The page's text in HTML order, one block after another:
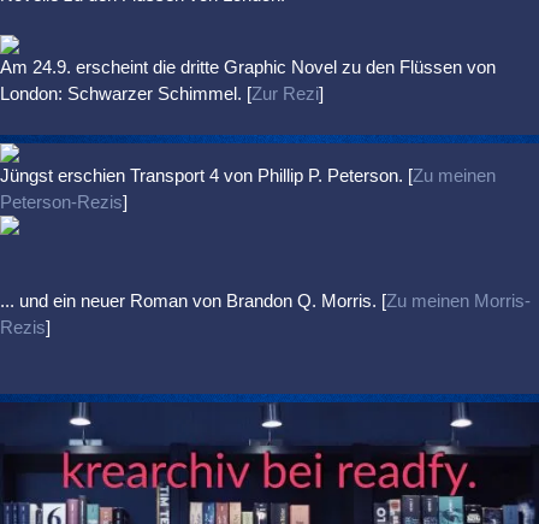
Am 24.9. erscheint die dritte Graphic Novel zu den Flüssen von
London: Schwarzer Schimmel. [Zur Rezi]
Jüngst erschien Transport 4 von Phillip P. Peterson. [Zu meinen
Peterson-Rezis]
... und ein neuer Roman von Brandon Q. Morris. [Zu meinen Morris-
Rezis]